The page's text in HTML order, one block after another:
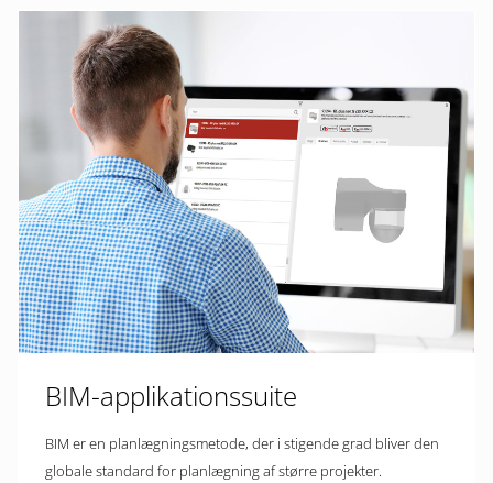
BIM-applikationssuite
BIM er en planlægningsmetode, der i stigende grad bliver den
globale standard for planlægning af større projekter.